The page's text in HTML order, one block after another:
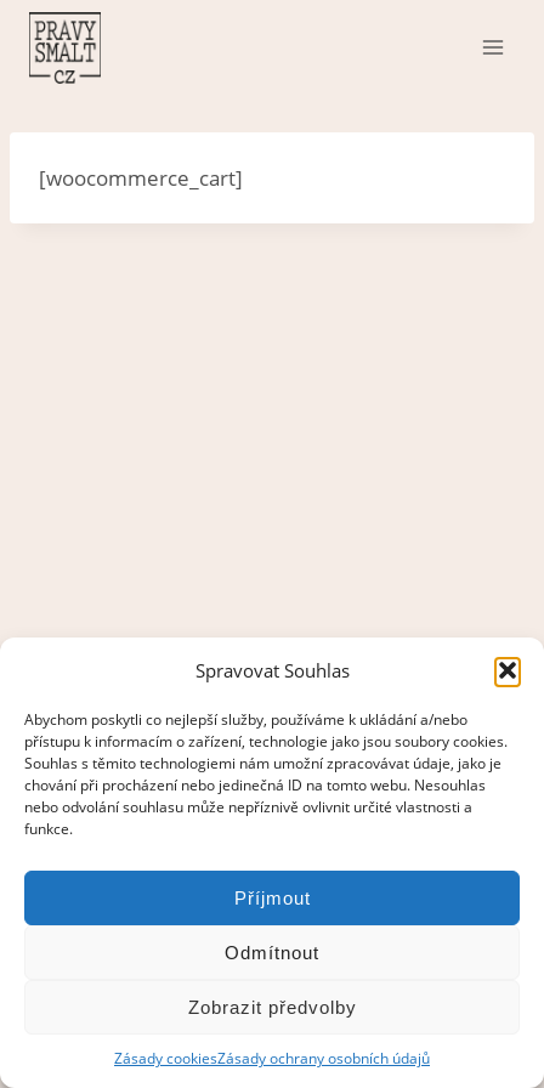
Spravovat Souhlas
Abychom poskytli co nejlepší služby, používáme k ukládání a/nebo
přístupu k informacím o zařízení, technologie jako jsou soubory cookies.
Souhlas s těmito technologiemi nám umožní zpracovávat údaje, jako je
chování při procházení nebo jedinečná ID na tomto webu. Nesouhlas
nebo odvolání souhlasu může nepříznivě ovlivnit určité vlastnosti a
funkce.
Příjmout
Odmítnout
Zobrazit předvolby
Zásady cookiesZásady ochrany osobních údajů
Přeskočit
obsah
[woocommerce_cart]
© 2021–2026 Pravý smalt